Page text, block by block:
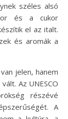
széles alsó
és a cukor
el az italt.
és aromák a
jelen, hanem
Az UNESCO
részévé
A